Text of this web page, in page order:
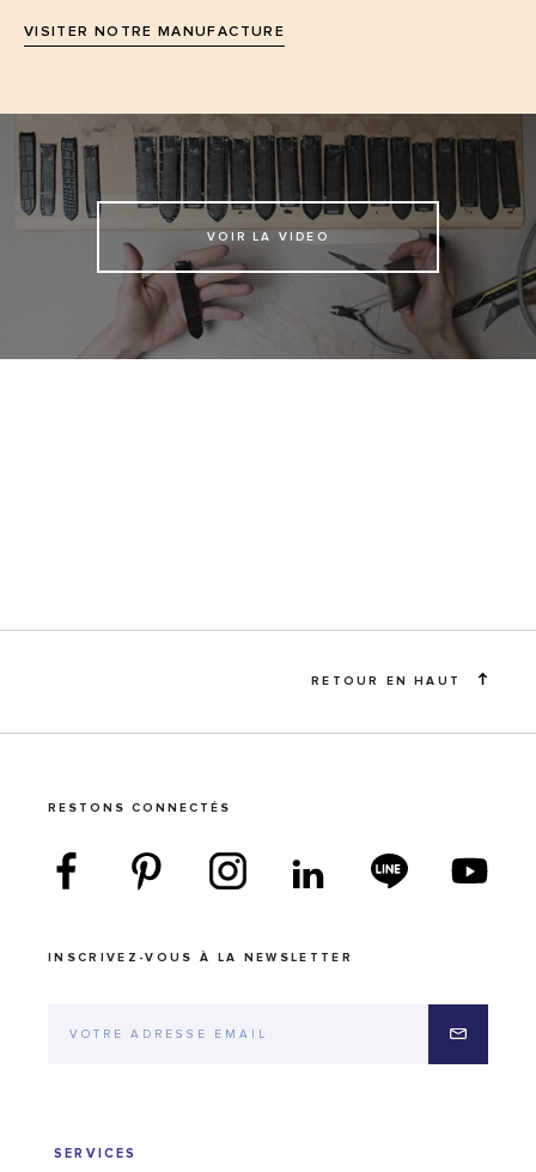
VISITER NOTRE MANUFACTURE
VOIR LA VIDEO
RETOUR EN HAUT
RESTONS CONNECTÉS
INSCRIVEZ-VOUS À LA NEWSLETTER
SERVICES